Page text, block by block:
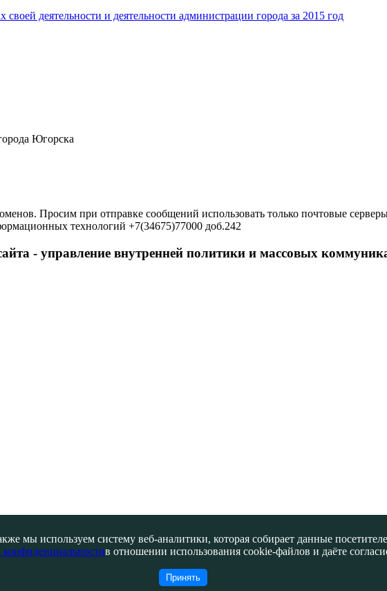
деятельности и деятельности администрации города за 2015 год
Югорска
Просим при отправке сообщений использовать только почтовые
технологий +7(34675)77000 доб.242
- управление внутренней политики и массовых
мы используем систему веб-аналитики, которая собирает данные
в отношении использования cookie-файлов и даёте
Принять